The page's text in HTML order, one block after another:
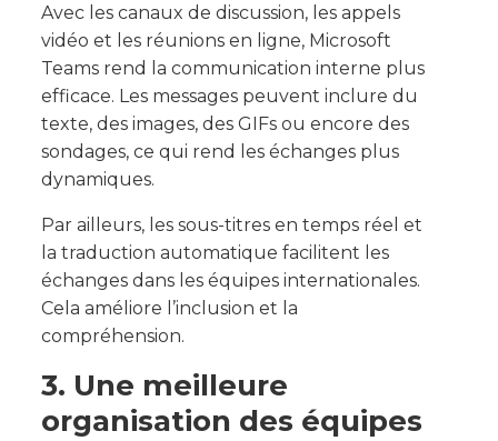
Avec les canaux de discussion, les appels
vidéo et les réunions en ligne, Microsoft
Teams rend la communication interne plus
efficace. Les messages peuvent inclure du
texte, des images, des GIFs ou encore des
sondages, ce qui rend les échanges plus
dynamiques.
Par ailleurs, les sous-titres en temps réel et
la traduction automatique facilitent les
échanges dans les équipes internationales.
Cela améliore l’inclusion et la
compréhension.
3. Une meilleure
organisation des équipes